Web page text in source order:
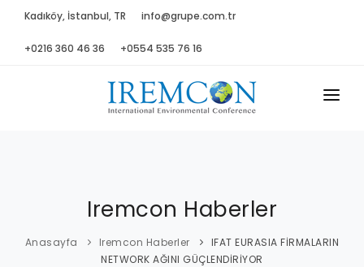
Kadıköy, İstanbul, TR info@grupe.com.tr
+0216 360 46 36 +0554 535 76 16
DANIŞMA K.
PROGRAM
Iremcon Haberler
Anasayfa Iremcon Haberler
IFAT EURASIA FİRMALARIN
NETWORK AĞINI GÜÇLENDİRİYOR